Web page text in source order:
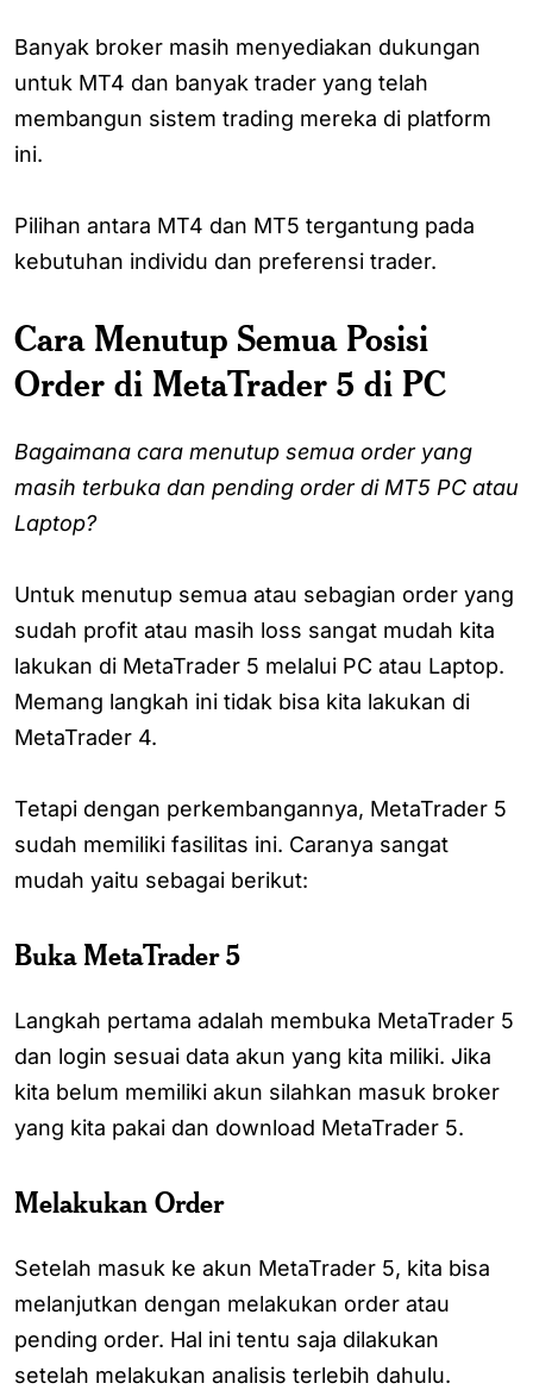
Banyak broker masih menyediakan dukungan
untuk MT4 dan banyak trader yang telah
membangun sistem trading mereka di platform
ini.
Pilihan antara MT4 dan MT5 tergantung pada
kebutuhan individu dan preferensi trader.
Cara Menutup Semua Posisi
Order di MetaTrader 5 di PC
Bagaimana cara menutup semua order yang
masih terbuka dan pending order di MT5 PC atau
Laptop?
Untuk menutup semua atau sebagian order yang
sudah profit atau masih loss sangat mudah kita
lakukan di MetaTrader 5 melalui PC atau Laptop.
Memang langkah ini tidak bisa kita lakukan di
MetaTrader 4.
Tetapi dengan perkembangannya, MetaTrader 5
sudah memiliki fasilitas ini. Caranya sangat
mudah yaitu sebagai berikut:
Buka MetaTrader 5
Langkah pertama adalah membuka MetaTrader 5
dan login sesuai data akun yang kita miliki. Jika
kita belum memiliki akun silahkan masuk broker
yang kita pakai dan download MetaTrader 5.
Melakukan Order
Setelah masuk ke akun MetaTrader 5, kita bisa
melanjutkan dengan melakukan order atau
pending order. Hal ini tentu saja dilakukan
setelah melakukan analisis terlebih dahulu.